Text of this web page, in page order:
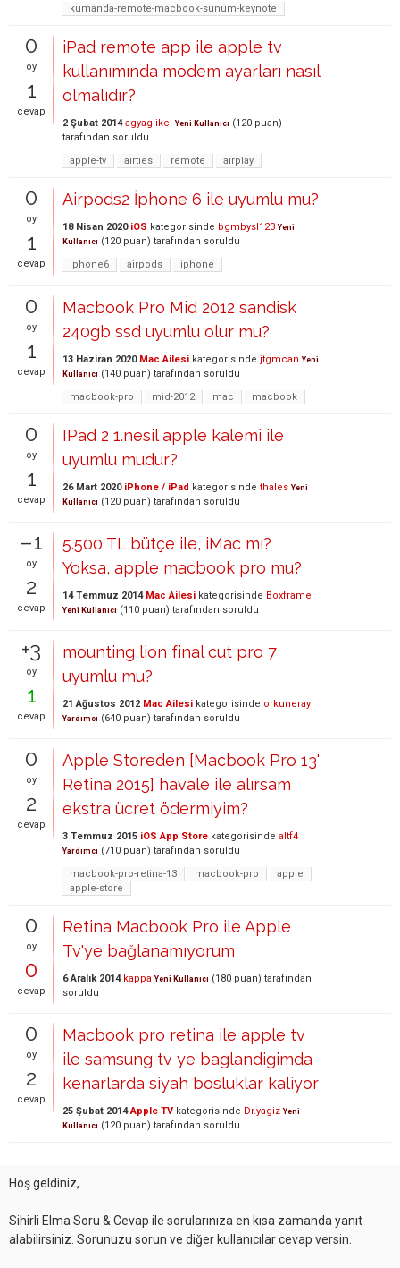
kumanda-remote-macbook-sunum-keynote
0
oy
1
cevap
iPad remote app ile apple tv
kullanımında modem ayarları nasıl
olmalıdır?
2 Şubat 2014 agyaglikci Yeni Kullanıcı (120 puan)
tarafından soruldu
apple-tv
airties remote airplay
0
oy
1
cevap
Airpods2 İphone 6 ile uyumlu mu?
18 Nisan 2020 iOS kategorisinde bgmbysl123 Yeni
Kullanıcı (120 puan) tarafından soruldu
iphone6
airpods iphone
0
oy
1
cevap
Macbook Pro Mid 2012 sandisk
240gb ssd uyumlu olur mu?
13 Haziran 2020 Mac Ailesi kategorisinde jtgmcan Yeni
Kullanıcı (140 puan) tarafından soruldu
macbook-pro
mid-2012 mac macbook
0
oy
1
cevap
IPad 2 1.nesil apple kalemi ile
uyumlu mudur?
26 Mart 2020 iPhone / iPad kategorisinde thales Yeni
Kullanıcı (120 puan) tarafından soruldu
–1
oy
2
cevap
5.500 TL bütçe ile, iMac mı?
Yoksa, apple macbook pro mu?
14 Temmuz 2014 Mac Ailesi kategorisinde Boxframe
Yeni Kullanıcı (110 puan) tarafından soruldu
+3
oy
1
cevap
mounting lion final cut pro 7
uyumlu mu?
21 Ağustos 2012 Mac Ailesi kategorisinde orkuneray
Yardımcı (640 puan) tarafından soruldu
0
oy
2
cevap
Apple Storeden [Macbook Pro 13'
Retina 2015] havale ile alırsam
ekstra ücret ödermiyim?
3 Temmuz 2015 iOS App Store kategorisinde altf4
Yardımcı (710 puan) tarafından soruldu
macbook-pro-retina-13
macbook-pro
apple
apple-store
0
oy
0
cevap
Retina Macbook Pro ile Apple
Tv'ye bağlanamıyorum
6 Aralık 2014 kappa Yeni Kullanıcı (180 puan) tarafından
soruldu
0
oy
2
cevap
Macbook pro retina ile apple tv
ile samsung tv ye baglandigimda
kenarlarda siyah bosluklar kaliyor
25 Şubat 2014 Apple TV kategorisinde Dr.yagiz Yeni
Kullanıcı (120 puan) tarafından soruldu
Hoş geldiniz,
Sihirli Elma Soru & Cevap ile sorularınıza en kısa zamanda yanıt
alabilirsiniz. Sorunuzu sorun ve diğer kullanıcılar cevap versin.